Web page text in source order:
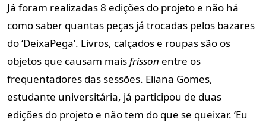
Já foram realizadas 8 edições do projeto e não há
como saber quantas peças já trocadas pelos bazares
do ‘DeixaPega’. Livros, calçados e roupas são os
objetos que causam maisfrisson entre os
frequentadores das sessões. Eliana Gomes,
estudante universitária, já participou de duas
edições do projeto e não tem do que se queixar. ‘Eu